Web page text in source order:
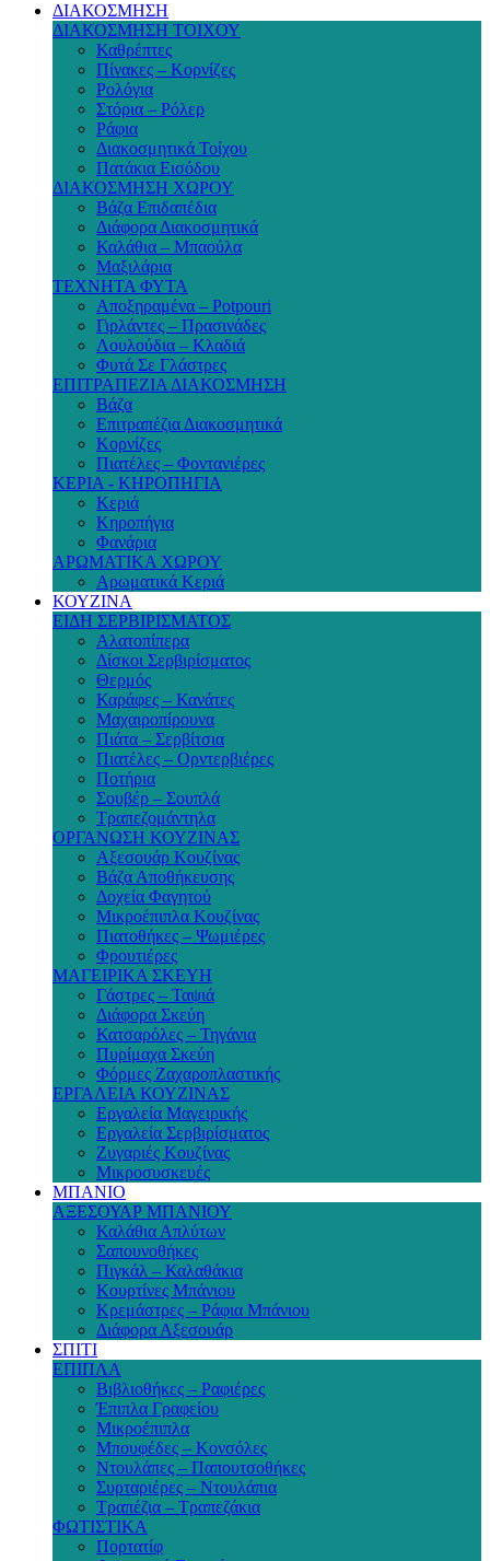
ΔΙΑΚΟΣΜΗΣΗ
ΔΙΑΚΟΣΜΗΣΗ ΤΟΙΧΟΥ
Καθρέπτες
Πίνακες – Κορνίζες
Ρολόγια
Στόρια – Ρόλερ
Ράφια
Διακοσμητικά Τοίχου
Πατάκια Εισόδου
ΔΙΑΚΟΣΜΗΣΗ ΧΩΡΟΥ
Βάζα Επιδαπέδια
Διάφορα Διακοσμητικά
Καλάθια – Μπαούλα
Μαξιλάρια
ΤΕΧΝΗΤΑ ΦΥΤΑ
Αποξηραμένα – Potpouri
Γιρλάντες – Πρασινάδες
Λουλούδια – Κλαδιά
Φυτά Σε Γλάστρες
ΕΠΙΤΡΑΠΕΖΙΑ ΔΙΑΚΟΣΜΗΣΗ
Βάζα
Επιτραπέζια Διακοσμητικά
Κορνίζες
Πιατέλες – Φοντανιέρες
ΚΕΡΙΑ - ΚΗΡΟΠΗΓΙΑ
Κεριά
Κηροπήγια
Φανάρια
ΑΡΩΜΑΤΙΚΑ ΧΩΡΟΥ
Αρωματικά Κεριά
ΚΟΥΖΙΝΑ
ΕΙΔΗ ΣΕΡΒΙΡΙΣΜΑΤΟΣ
Αλατοπίπερα
Δίσκοι Σερβιρίσματος
Θερμός
Καράφες – Κανάτες
Μαχαιροπίρουνα
Πιάτα – Σερβίτσια
Πιατέλες – Ορντερβιέρες
Ποτήρια
Σουβέρ – Σουπλά
Τραπεζομάντηλα
ΟΡΓΑΝΩΣΗ ΚΟΥΖΙΝΑΣ
Αξεσουάρ Κουζίνας
Βάζα Αποθήκευσης
Δοχεία Φαγητού
Μικροέπιπλα Κουζίνας
Πιατοθήκες – Ψωμιέρες
Φρουτιέρες
ΜΑΓΕΙΡΙΚΑ ΣΚΕΥΗ
Γάστρες – Ταψιά
Διάφορα Σκεύη
Κατσαρόλες – Τηγάνια
Πυρίμαχα Σκεύη
Φόρμες Ζαχαροπλαστικής
ΕΡΓΑΛΕΙΑ ΚΟΥΖΙΝΑΣ
Εργαλεία Μαγειρικής
Εργαλεία Σερβιρίσματος
Ζυγαριές Κουζίνας
Μικροσυσκευές
ΜΠΑΝΙΟ
ΑΞΕΣΟΥΑΡ ΜΠΑΝΙΟΥ
Καλάθια Απλύτων
Σαπουνοθήκες
Πιγκάλ – Καλαθάκια
Κουρτίνες Μπάνιου
Κρεμάστρες – Ράφια Μπάνιου
Διάφορα Αξεσουάρ
ΣΠΙΤΙ
ΕΠΙΠΛΑ
Βιβλιοθήκες – Ραφιέρες
Έπιπλα Γραφείου
Μικροέπιπλα
Μπουφέδες – Κονσόλες
Ντουλάπες – Παπουτσοθήκες
Συρταριέρες – Ντουλάπια
Τραπέζια – Τραπεζάκια
ΦΩΤΙΣΤΙΚΑ
Πορτατίφ